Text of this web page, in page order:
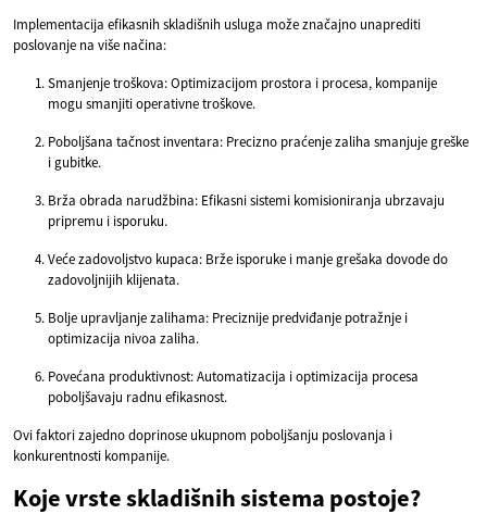
Implementacija efikasnih skladišnih usluga može značajno unaprediti
poslovanje na više načina:
Smanjenje troškova: Optimizacijom prostora i procesa, kompanije
mogu smanjiti operativne troškove.
Poboljšana tačnost inventara: Precizno praćenje zaliha smanjuje greške
i gubitke.
Brža obrada narudžbina: Efikasni sistemi komisioniranja ubrzavaju
pripremu i isporuku.
Veće zadovoljstvo kupaca: Brže isporuke i manje grešaka dovode do
zadovoljnijih klijenata.
Bolje upravljanje zalihama: Preciznije predviđanje potražnje i
optimizacija nivoa zaliha.
Povećana produktivnost: Automatizacija i optimizacija procesa
poboljšavaju radnu efikasnost.
Ovi faktori zajedno doprinose ukupnom poboljšanju poslovanja i
konkurentnosti kompanije.
Koje vrste skladišnih sistema postoje?